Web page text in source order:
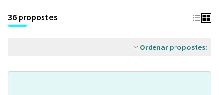
36 propostes
Ordenar propostes: